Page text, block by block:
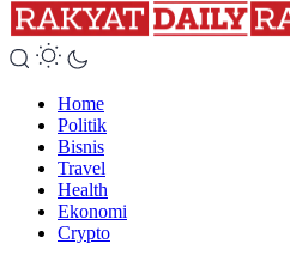
Home
Politik
Bisnis
Travel
Health
Ekonomi
Crypto